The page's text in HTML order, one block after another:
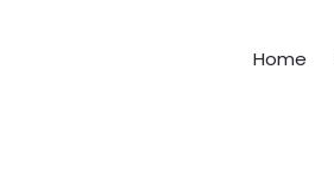
Home